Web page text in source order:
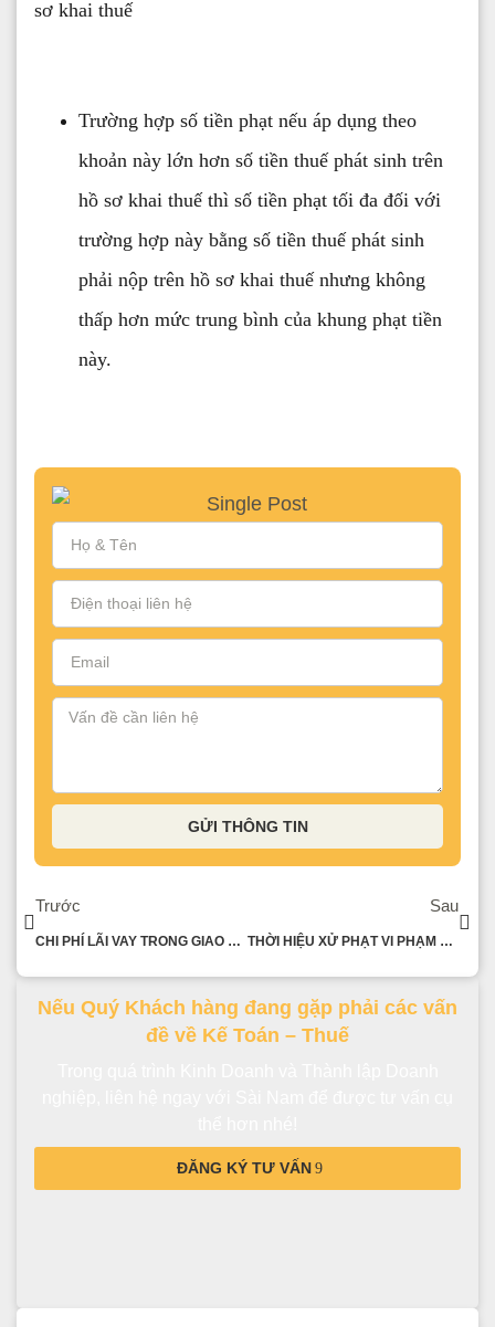
sơ khai thuế
Trường hợp số tiền phạt nếu áp dụng theo
khoản này lớn hơn số tiền thuế phát sinh trên
hồ sơ khai thuế thì số tiền phạt tối đa đối với
trường hợp này bằng số tiền thuế phát sinh
phải nộp trên hồ sơ khai thuế nhưng không
thấp hơn mức trung bình của khung phạt tiền
này.
GỬI THÔNG TIN
Trước
CHI PHÍ LÃI VAY TRONG GIAO DỊCH LIÊN KẾT
Sau
THỜI HIỆU XỬ PHẠT VI PHẠM HÀNH CHÍNH ĐỐI VỚI THỦ TỤC THUẾ
Nếu Quý Khách hàng đang gặp phải các vấn
đề về Kế Toán – Thuế
ĐĂNG KÝ TƯ VẤN